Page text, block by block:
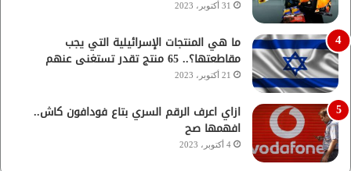
31 أكتوبر، 2023
ما هي المنتجات الإسرائيلية التي يجب
مقاطعتها؟.. 65 منتج تقدر تستغنى عنهم
21 أكتوبر، 2023
ازاي اعرف الرقم السري بتاع فودافون كاش..
افهمها صح
4 أكتوبر، 2023